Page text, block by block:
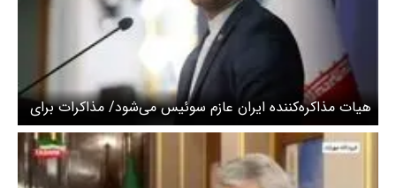
هیات مذاکره‌کننده ایران عازم سوئیس می‌شود/ مذاکرات برای
پیگیری تعهدات است نه شروع توافق نهایی